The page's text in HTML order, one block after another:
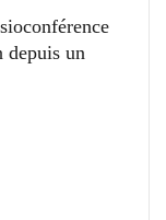
depuis un